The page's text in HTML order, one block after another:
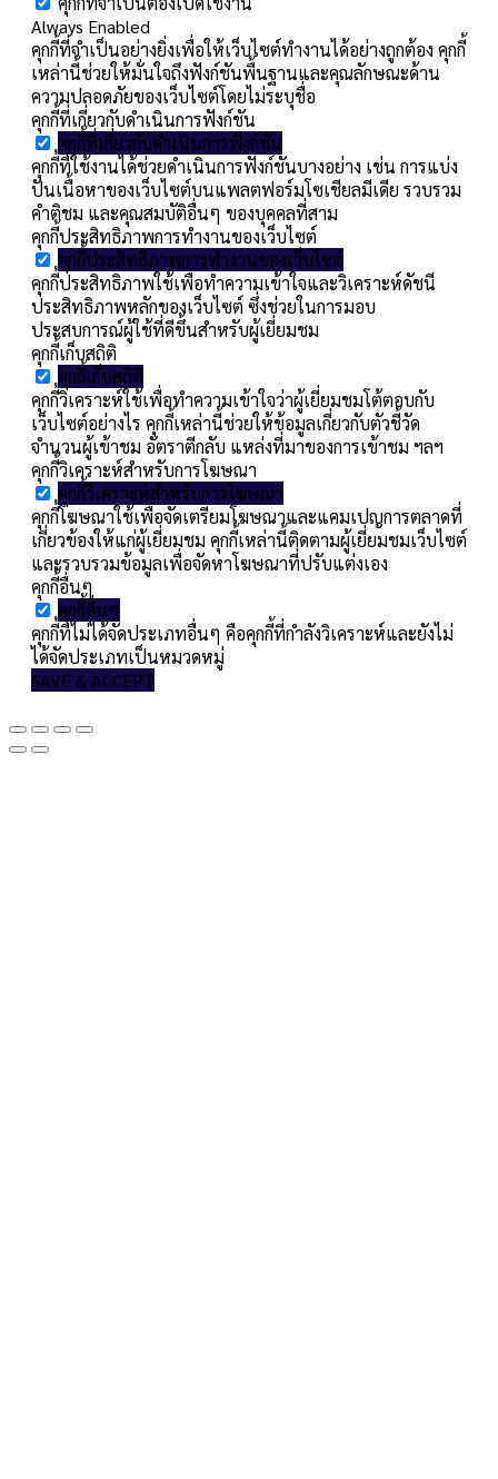
Always Enabled
คุกกี้ที่จำเป็นอย่างยิ่งเพื่อให้เว็บไซต์ทำงานได้อย่างถูกต้อง คุกกี้
เหล่านี้ช่วยให้มั่นใจถึงฟังก์ชันพื้นฐานและคุณลักษณะด้าน
ความปลอดภัยของเว็บไซต์โดยไม่ระบุชื่อ
คุกกี้ที่เกี่ยวกับดำเนินการฟังก์ชัน
คุกกี้ที่เกี่ยวกับดำเนินการฟังก์ชัน
คุกกี้ที่ใช้งานได้ช่วยดำเนินการฟังก์ชันบางอย่าง เช่น การแบ่ง
ปันเนื้อหาของเว็บไซต์บนแพลตฟอร์มโซเชียลมีเดีย รวบรวม
คำติชม และคุณสมบัติอื่นๆ ของบุคคลที่สาม
คุกกี้ประสิทธิภาพการทำงานของเว็บไซต์
คุกกี้ประสิทธิภาพการทำงานของเว็บไซต์
คุกกี้ประสิทธิภาพใช้เพื่อทำความเข้าใจและวิเคราะห์ดัชนี
ประสิทธิภาพหลักของเว็บไซต์ ซึ่งช่วยในการมอบ
ประสบการณ์ผู้ใช้ที่ดีขึ้นสำหรับผู้เยี่ยมชม
คุกกี้เก็บสถิติ
คุกกี้เก็บสถิติ
คุกกี้วิเคราะห์ใช้เพื่อทำความเข้าใจว่าผู้เยี่ยมชมโต้ตอบกับ
เว็บไซต์อย่างไร คุกกี้เหล่านี้ช่วยให้ข้อมูลเกี่ยวกับตัวชี้วัด
จำนวนผู้เข้าชม อัตราตีกลับ แหล่งที่มาของการเข้าชม ฯลฯ
คุกกี้วิเคราะห์สำหรับการโฆษณา
คุกกี้วิเคราะห์สำหรับการโฆษณา
คุกกี้โฆษณาใช้เพื่อจัดเตรียมโฆษณาและแคมเปญการตลาดที่
เกี่ยวข้องให้แก่ผู้เยี่ยมชม คุกกี้เหล่านี้ติดตามผู้เยี่ยมชมเว็บไซต์
และรวบรวมข้อมูลเพื่อจัดหาโฆษณาที่ปรับแต่งเอง
คุกกี้อื่นๆ
คุกกี้อื่นๆ
คุกกี้ที่ไม่ได้จัดประเภทอื่นๆ คือคุกกี้ที่กำลังวิเคราะห์และยังไม่
ได้จัดประเภทเป็นหมวดหมู่
SAVE & ACCEPT